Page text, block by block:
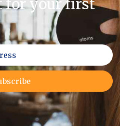
for your first